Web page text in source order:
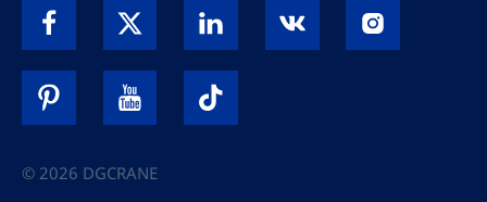
© 2026 DGCRANE